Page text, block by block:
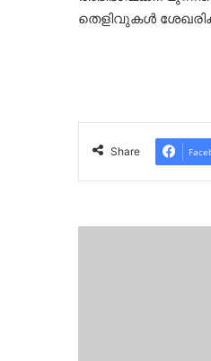
തെളിവുകൾ
Share